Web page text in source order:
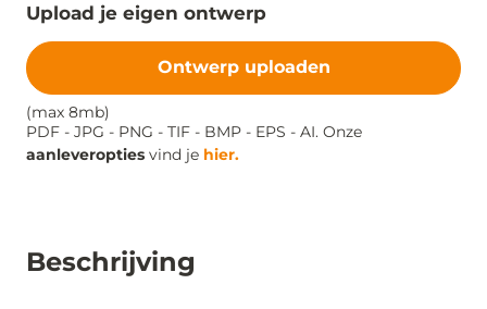
Beschrijving
Upload je eigen ontwerp
Ontwerp uploaden
(max 8mb)
PDF - JPG - PNG - TIF - BMP - EPS - AI. Onze
aanleveropties vind je hier.